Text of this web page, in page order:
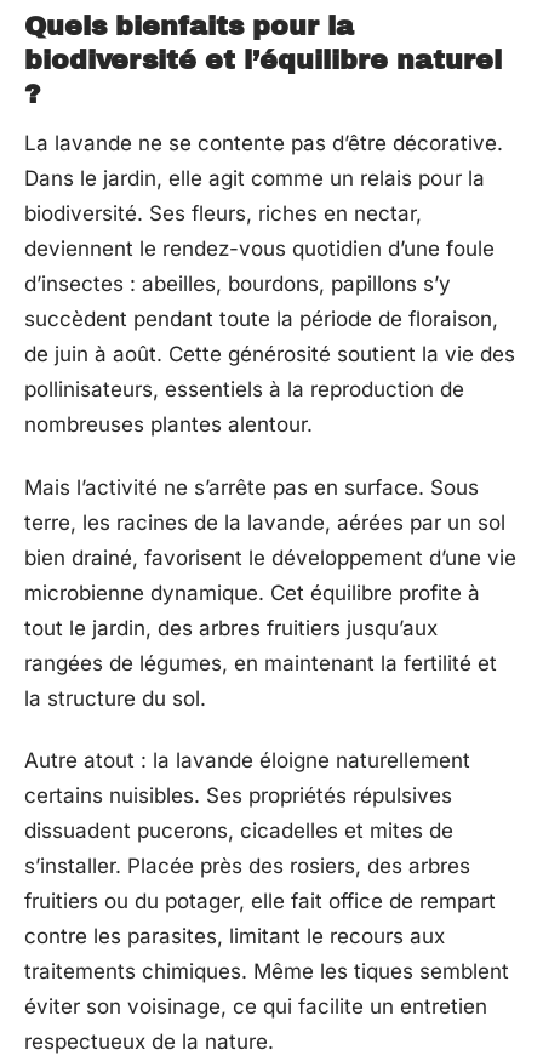
Quels bienfaits pour la
biodiversité et l’équilibre naturel
?
La lavande ne se contente pas d’être décorative.
Dans le jardin, elle agit comme un relais pour la
biodiversité. Ses fleurs, riches en nectar,
deviennent le rendez-vous quotidien d’une foule
d’insectes : abeilles, bourdons, papillons s’y
succèdent pendant toute la période de floraison,
de juin à août. Cette générosité soutient la vie des
pollinisateurs, essentiels à la reproduction de
nombreuses plantes alentour.
Mais l’activité ne s’arrête pas en surface. Sous
terre, les racines de la lavande, aérées par un sol
bien drainé, favorisent le développement d’une vie
microbienne dynamique. Cet équilibre profite à
tout le jardin, des arbres fruitiers jusqu’aux
rangées de légumes, en maintenant la fertilité et
la structure du sol.
Autre atout : la lavande éloigne naturellement
certains nuisibles. Ses propriétés répulsives
dissuadent pucerons, cicadelles et mites de
s’installer. Placée près des rosiers, des arbres
fruitiers ou du potager, elle fait office de rempart
contre les parasites, limitant le recours aux
traitements chimiques. Même les tiques semblent
éviter son voisinage, ce qui facilite un entretien
respectueux de la nature.